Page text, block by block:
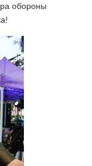
обороны